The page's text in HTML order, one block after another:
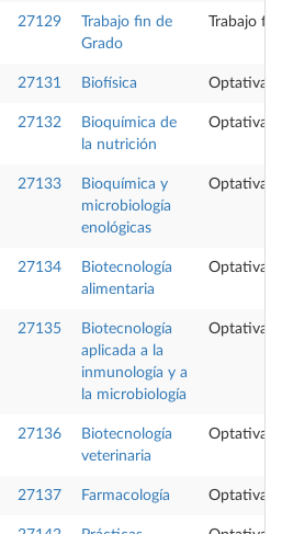
27129
Trabajo fin de
Grado
Trabajo
27131 Biofísica Optativa
27132
Bioquímica de
la nutrición
Optativa
27133
Bioquímica y
microbiología
enológicas
Optativa
27134
Biotecnología
alimentaria
Optativa
27135
Biotecnología
aplicada a la
inmunología y a
la microbiología
Optativa
27136
Biotecnología
veterinaria
Optativa
27137 Farmacología Optativa